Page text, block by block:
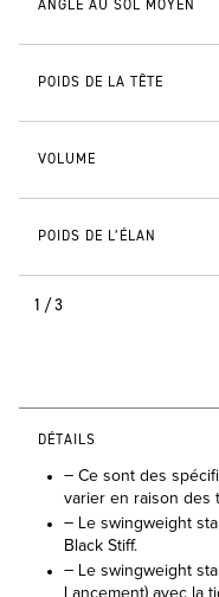
ANGLE AU SOL MOYEN
POIDS DE LA TÊTE
VOLUME
POIDS DE L’ÉLAN
1/3
DÉTAILS
– Ce sont des
varier en raison des
– Le swingweight
Black Stiff.
– Le swingweight
Lancement) avec la